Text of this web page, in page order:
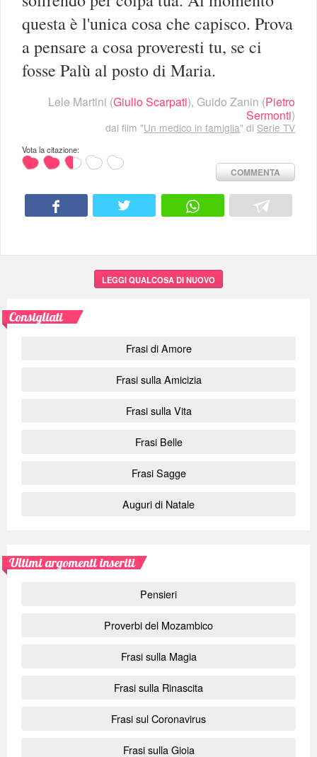
questa è l'unica cosa che capisco. Prova
a pensare a cosa proveresti tu, se ci
fosse Palù al posto di Maria.
Lele Martini (Giulio Scarpati), Guido Zanin (Pietro
Sermonti)
dal film "Un medico in famiglia" di Serie TV
Vota la citazione:
COMMENTA
LEGGI QUALCOSA DI NUOVO
Consigliati
Frasi di Amore
Frasi sulla Amicizia
Frasi sulla Vita
Frasi Belle
Frasi Sagge
Auguri di Natale
Ultimi argomenti inseriti
Pensieri
Proverbi del Mozambico
Frasi sulla Magia
Frasi sulla Rinascita
Frasi sul Coronavirus
Frasi sulla Gioia